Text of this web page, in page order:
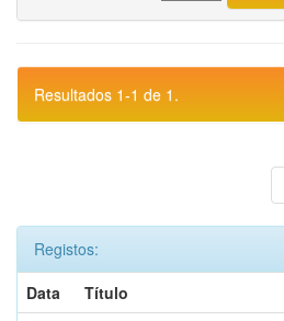
Resultados 1-1 de 1.
Registos:
Data
Título